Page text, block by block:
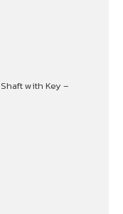
with Key –